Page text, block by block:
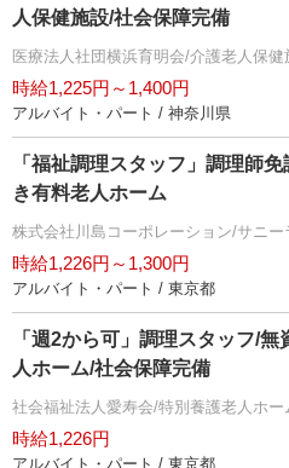
人保健施設/社会保障完備
医療法人社団横浜育明会/介護老人保
時給1,225円～1,400円
アルバイト・パート / 神奈川県
「福祉調理スタッフ」調理師
き有料老人ホーム
株式会社川島コーポレーション/サニー
時給1,226円～1,300円
アルバイト・パート / 東京都
「週2から可」調理スタッフ/
人ホーム/社会保障完備
社会福祉法人愛寿会/特別養護老人ホー
時給1,226円
アルバイト・パート / 東京都